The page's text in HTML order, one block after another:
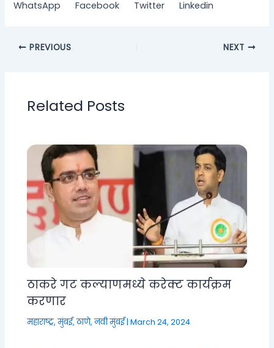
WhatsApp Facebook Twitter Linkedin
PREVIOUS NEXT
Related Posts
ठाकरे गट कल्याणमध्ये करेक्ट कार्यक्रम
करणार
महाराष्ट्र,मुंबई, ठाणे, नवी मुंबई|March 24, 2024